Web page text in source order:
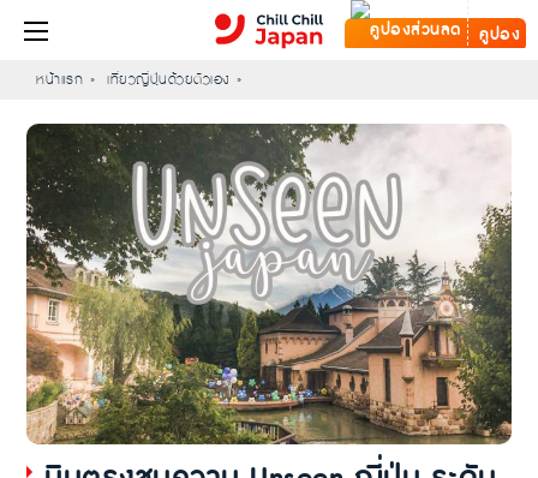
คูปอง
หน้าแรก เที่ยวญี่ปุ่นด้วยตัวเอง